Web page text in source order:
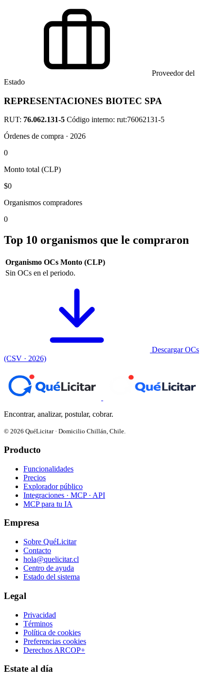
Proveedor del
Estado
REPRESENTACIONES BIOTEC SPA
RUT: 76.062.131-5 Código interno: rut:76062131-5
Órdenes de compra · 2026
0
Monto total (CLP)
$0
Organismos compradores
0
Top 10 organismos que le compraron
Organismo OCs Monto (CLP)
Sin OCs en el periodo.
Descargar OCs
(CSV · 2026)
Encontrar, analizar, postular, cobrar.
© 2026 QuéLicitar · Domicilio Chillán, Chile.
Producto
Funcionalidades
Precios
Explorador público
Integraciones · MCP · API
MCP para tu IA
Empresa
Sobre QuéLicitar
Contacto
hola@quelicitar.cl
Centro de ayuda
Estado del sistema
Legal
Privacidad
Términos
Política de cookies
Preferencias cookies
Derechos ARCOP+
Estate al día